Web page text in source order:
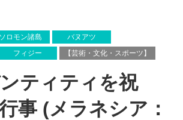
ソロモン諸島
バヌアツ
フィジー 【芸術・文化・スポーツ】
ンティティを祝
事 (メラネシア：